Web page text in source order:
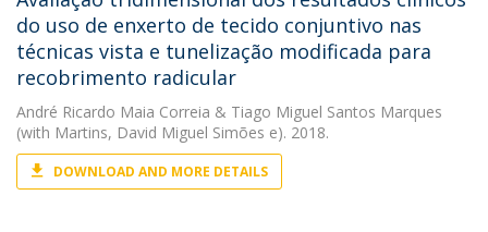
do uso de enxerto de tecido conjuntivo nas
técnicas vista e tunelização modificada para
recobrimento radicular
André Ricardo Maia Correia & Tiago Miguel Santos Marques
(with Martins, David Miguel Simões e). 2018.
DOWNLOAD AND MORE DETAILS